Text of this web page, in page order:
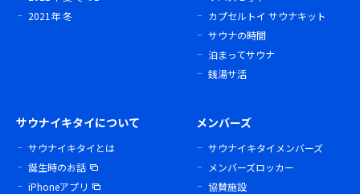
2021年 冬
カプセルトイ サウナキット
サウナの時間
泊まってサウナ
銭湯サ活
サウナイキタイについて
サウナイキタイとは
誕生時のお話
iPhoneアプリ
メンバーズ
サウナイキタイメンバーズ
メンバーズロッカー
協賛施設